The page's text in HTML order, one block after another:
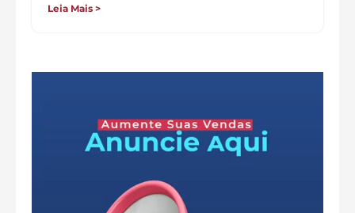
Leia Mais >